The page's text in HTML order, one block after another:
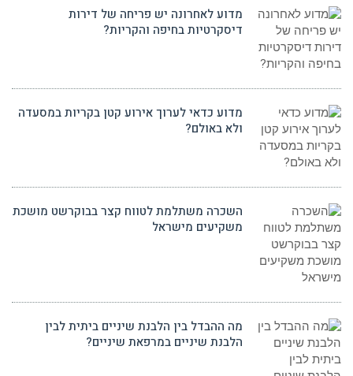
מדוע לאחרונה יש פריחה של דירות
דיסקרטיות בחיפה והקריות?
מדוע כדאי לערוך אירוע קטן בקריות במסעדה
ולא באולם?
השכרה משתלמת לטווח קצר בבוקרשט מושכת
משקיעים מישראל
מה ההבדל בין הלבנת שיניים ביתית לבין
הלבנת שיניים במרפאת שיניים?